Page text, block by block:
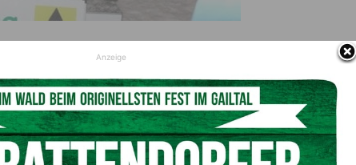
verschoben werden. Diese Verschiebung
(beide OSK) voll aus.
Anzeige